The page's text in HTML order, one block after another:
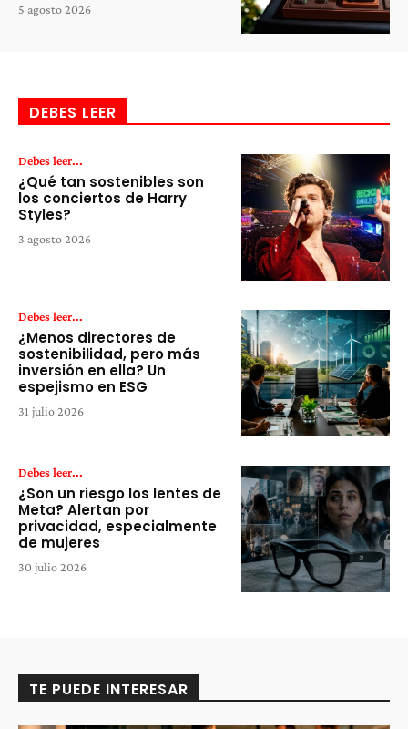
5 agosto 2026
DEBES LEER
Debes leer...
¿Qué tan sostenibles son
los conciertos de Harry
Styles?
3 agosto 2026
Debes leer...
¿Menos directores de
sostenibilidad, pero más
inversión en ella? Un
espejismo en ESG
31 julio 2026
Debes leer...
¿Son un riesgo los lentes de
Meta? Alertan por
privacidad, especialmente
de mujeres
30 julio 2026
TE PUEDE INTERESAR